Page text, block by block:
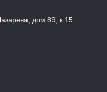
дом 89, к 15